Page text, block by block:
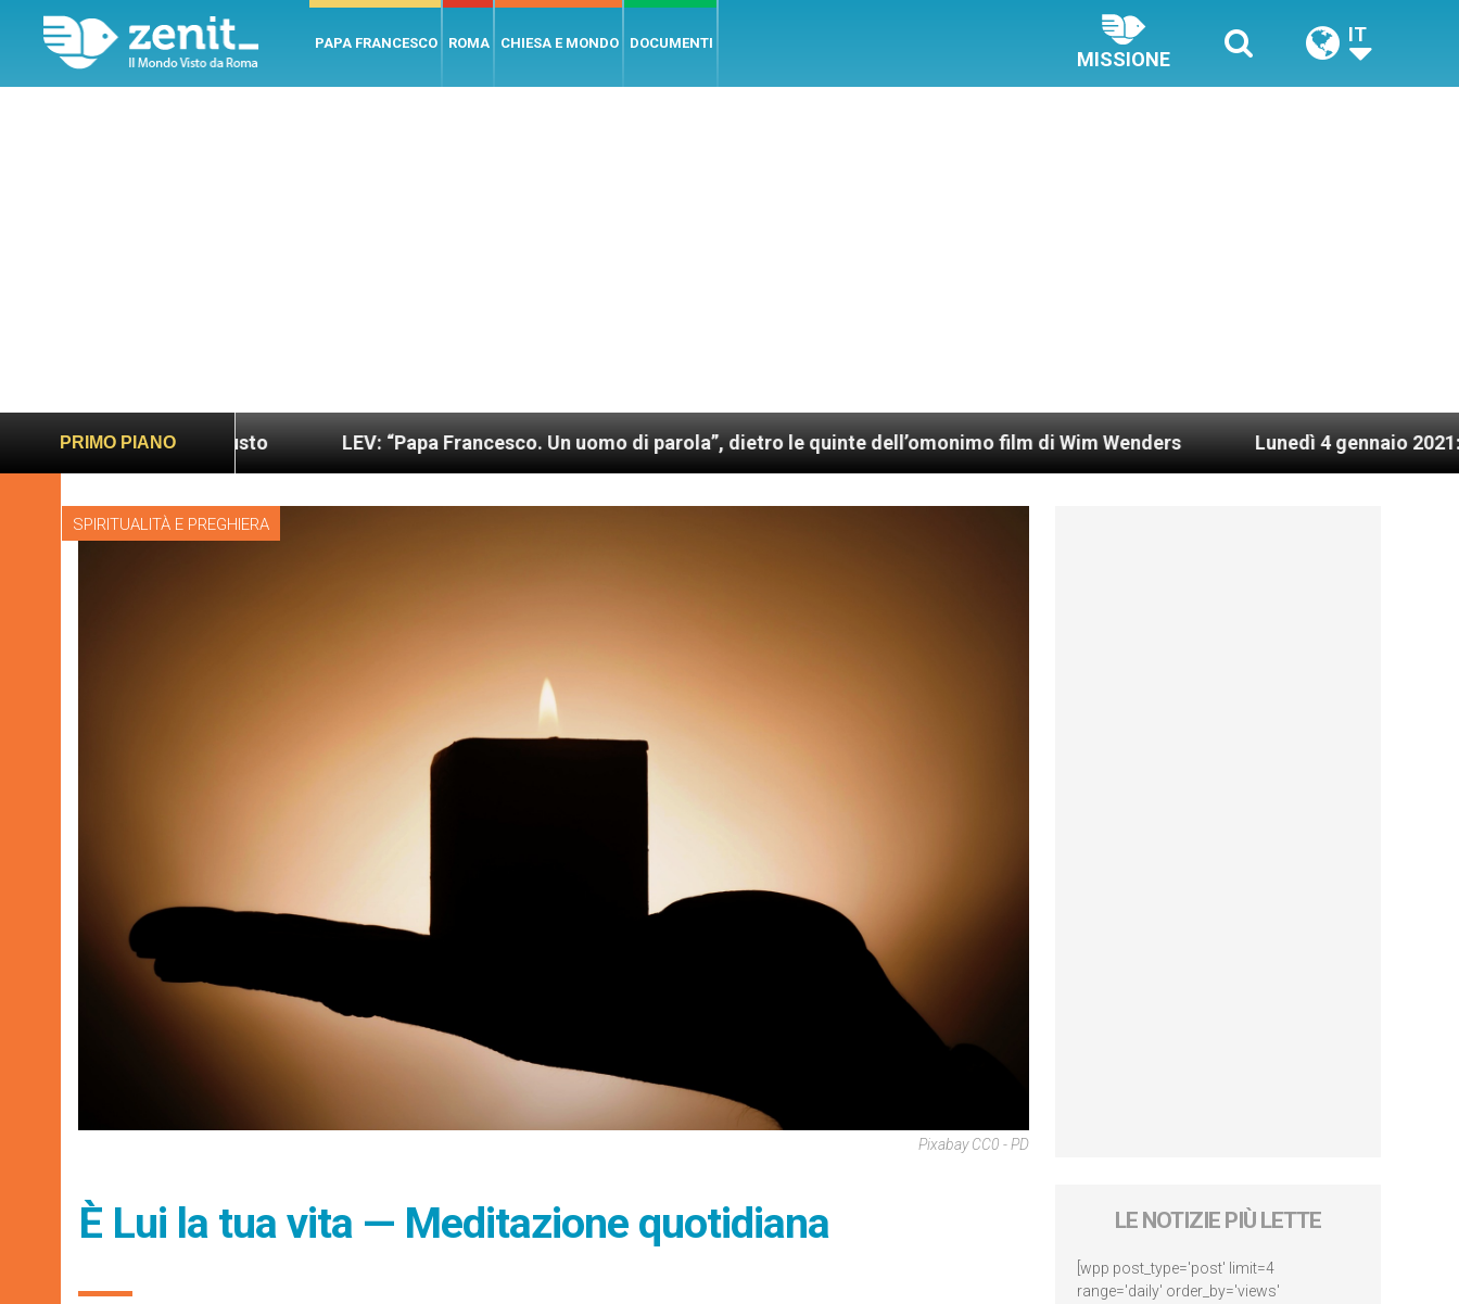
PAPA FRANCESCO ROMA CHIESA E MONDO DOCUMENTI
MISSIONE
IT
PRIMO PIANO
e giusto LEV: “Papa Francesco. Un uomo di parola”, dietro le quinte dell’omonimo film di Wim Wenders Lunedì 4 gennaio 2021: Possesso
SPIRITUALITÀ E PREGHIERA
Pixabay CC0 - PD
È Lui la tua vita — Meditazione quotidiana LE NOTIZIE PIÙ LETTE
[wpp post_type='post' limit=4
range='daily' order_by='views'